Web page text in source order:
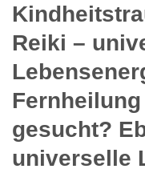
Reiki –
gesucht?
universelle